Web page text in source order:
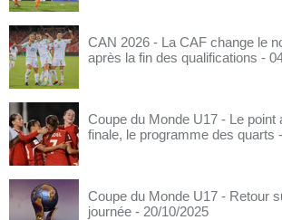
CAN 2026 - La CAF change le
après la fin des qualifications -
Coupe du Monde U17 - Le point
finale, le programme des quarts
Coupe du Monde U17 - Retour
journée - 20/10/2025